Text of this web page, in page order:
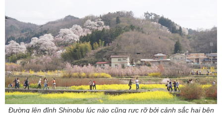
Đường lên đỉnh Shinobu lúc nào cũng rực rỡ bởi cảnh sắc hai bên